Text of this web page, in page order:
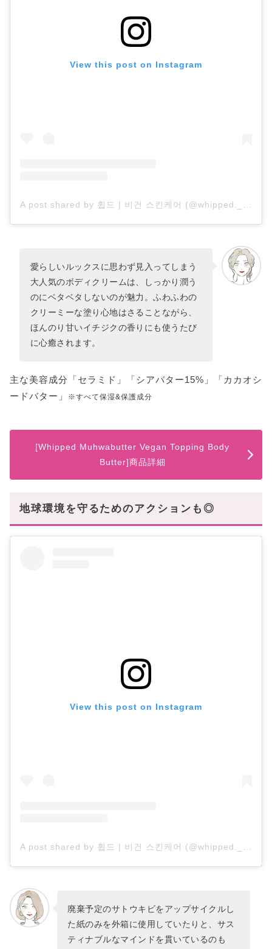
View this post on Instagram
A post shared by 휩드 | 비건 스킨케어 (@whipped._official)
愛らしいルックスに思わず見入ってしまう
大人気のボディクリームは、しっかり潤う
のにベタベタしないのが魅力。ふわふわの
クリーミーな塗り心地はさることながら、
ほんのり甘いイチジクの香りにも使うたび
に心癒されます。
主な美容成分「セラミド」「シアバター15%」「カカオシ
ードバター」
※すべて保湿&保護成分
[Whipped Muhwabutter Vegan Topping Body
Butter]商品詳細
地球環境を守るためのアクションも◎
View this post on Instagram
廃棄予定のサトウキビをアップサイクルし
た紙のみを外箱に使用していたりと、サス
ティナブルなマインドを貫いているのも